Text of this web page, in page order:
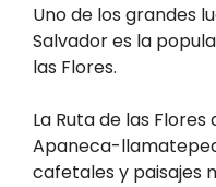
Uno de los grandes
Salvador es la
las Flores.
La Ruta de las
Apaneca-
cafetales y paisajes